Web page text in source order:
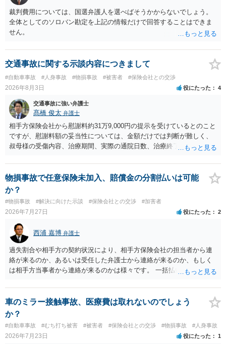
裁判費用については、国選弁護人を選べばそうかからないでしょう。
全体としてのソロバン勘定を上記の情報だけで回答することはできま
せん。
交通事故に関する示談内容につきまして
#自動車事故 #人身事故 #物損事故 #被害者 #保険会社との交渉
2026年8月3日 役にたった 4
交通事故に強い弁護士
髙橋 俊太 弁護士
相手方保険会社から慰謝料約31万9,000円の提示を受けているとのこと
ですが、慰謝料額の妥当性については、金額だけでは判断が難しく、
叔母様の受傷内容、治療期間、実際の通院日数、治療終了の経緯、後
確認する必要があります。保険会社から提示される慰謝料額について
は、弁護士が介入することにより増額を検討できる場合がありますの
で、以下の資料・情報を準備した上で、弁護士に個別に相談すること
をお勧めいたします。 ・相手方保険会社から届いている示談金額の提
示書類 ・叔母様の診断名、けがの内容 ・治療開始日及び治療終了日
・入院の有無、通院回数 ・現在も症状が残っているか ・叔母様ご本人
やご家族等が加入している保険に、今回の事故で利用できる弁護士費
用特約が付帯しているか なお、被害者は叔母様ご本人となりますの
で、弁護士が受任する場合には、叔母様ご本人の依頼意思等を確認す
る必要があります。日本語での十分な意思疎通が難しいとのことです
ので、そのあたりのご事情も踏まえて、依頼意思の確認方法等を検討
物損事故で任意保険未加入、賠償金の分割払いは可能
か？
#物損事故 #解決に向けた示談 #保険会社との交渉 #加害者
2026年7月27日 役にたった 2
西浦 嘉博 弁護士
過失割合や相手方の契約状況により、相手方保険会社の担当者から連
絡が来るのか、あるいは受任した弁護士から連絡が来るのか、もしく
は相手方当事者から連絡が来るのかは様々です。 一括払いや分割払い
金の支払いにつき、分割払いに合意すれば、和解は可能です。 他方で
合意しなければ和解できないことになります。 今後の見通しを知る為
に、交渉の方向性につき、最寄りの法律事務所で相談だけでもされる
ことも検討ください。
車のミラー接触事故、医療費は取れないのでしょう
か？
#自動車事故 #むち打ち被害 #被害者 #保険会社との交渉 #物損事故 #人身事故
2026年7月23日 役にたった 1